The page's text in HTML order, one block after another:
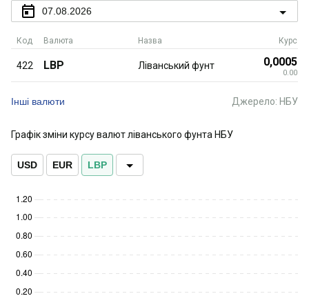
07.08.2026
Код Валюта Назва Курс
422 LBP Ліванський фунт 0,0005
0.00
Інші валюти Джерело: НБУ
Графік зміни курсу валют ліванського фунта НБУ
USD EUR LBP